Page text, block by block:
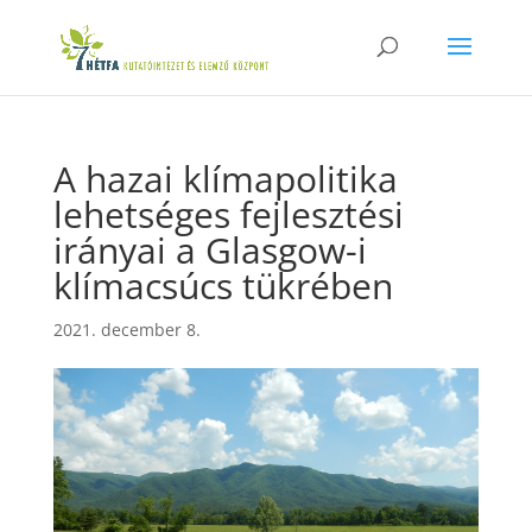
A hazai klímapolitika
lehetséges fejlesztési
irányai a Glasgow-i
klímacsúcs tükrében
2021. december 8.